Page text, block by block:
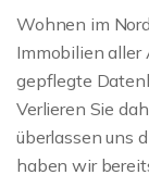
Wohnen im
Immobilien aller
gepflegte
Verlieren Sie
überlassen uns
haben wir